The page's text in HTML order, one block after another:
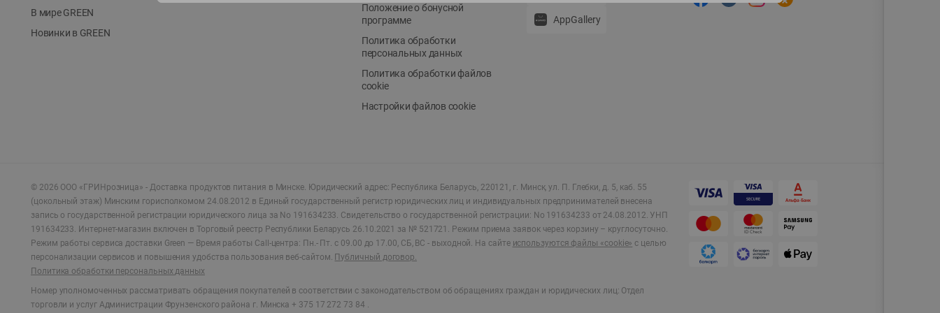
В мире GREEN
Новинки в GREEN
Положение о бонусной
программе
Политика обработки
персональных данных
Политика обработки файлов
cookie
Настройки файлов cookie
AppGallery
© 2026 ООО «ГРИНрозница» - Доставка продуктов питания в Минске. Юридический адрес: Республика Беларусь, 220121, г. Минск, ул. П. Глебки, д. 5, каб. 55
(цокольный этаж) Минским горисполкомом 24.08.2012 в Единый государственный регистр юридических лиц и индивидуальных предпринимателей внесена
запись о государственной регистрации юридического лица за No 191634233. Свидетельство о государственной регистрации: No 191634233 от 24.08.2012. УНП
191634233. Интернет-магазин включен в Торговый реестр Республики Беларусь 26.10.2021 за № 521721. Режим приема заявок через корзину – круглосуточно.
Режим работы сервиса доставки Green — Время работы Call-центра: Пн.- Пт. с 09.00 до 17.00, СБ, ВС - выходной. На сайте используются файлы «cookie» с целью
персонализации сервисов и повышения удобства пользования веб-сайтом. Публичный договор.
Политика обработки персональных данных
Номер уполномоченных рассматривать обращения покупателей в соответствии с законодательством об обращениях граждан и юридических лиц: Отдел
торговли и услуг Администрации Фрунзенского района г. Минска + 375 17 272 73 84 .